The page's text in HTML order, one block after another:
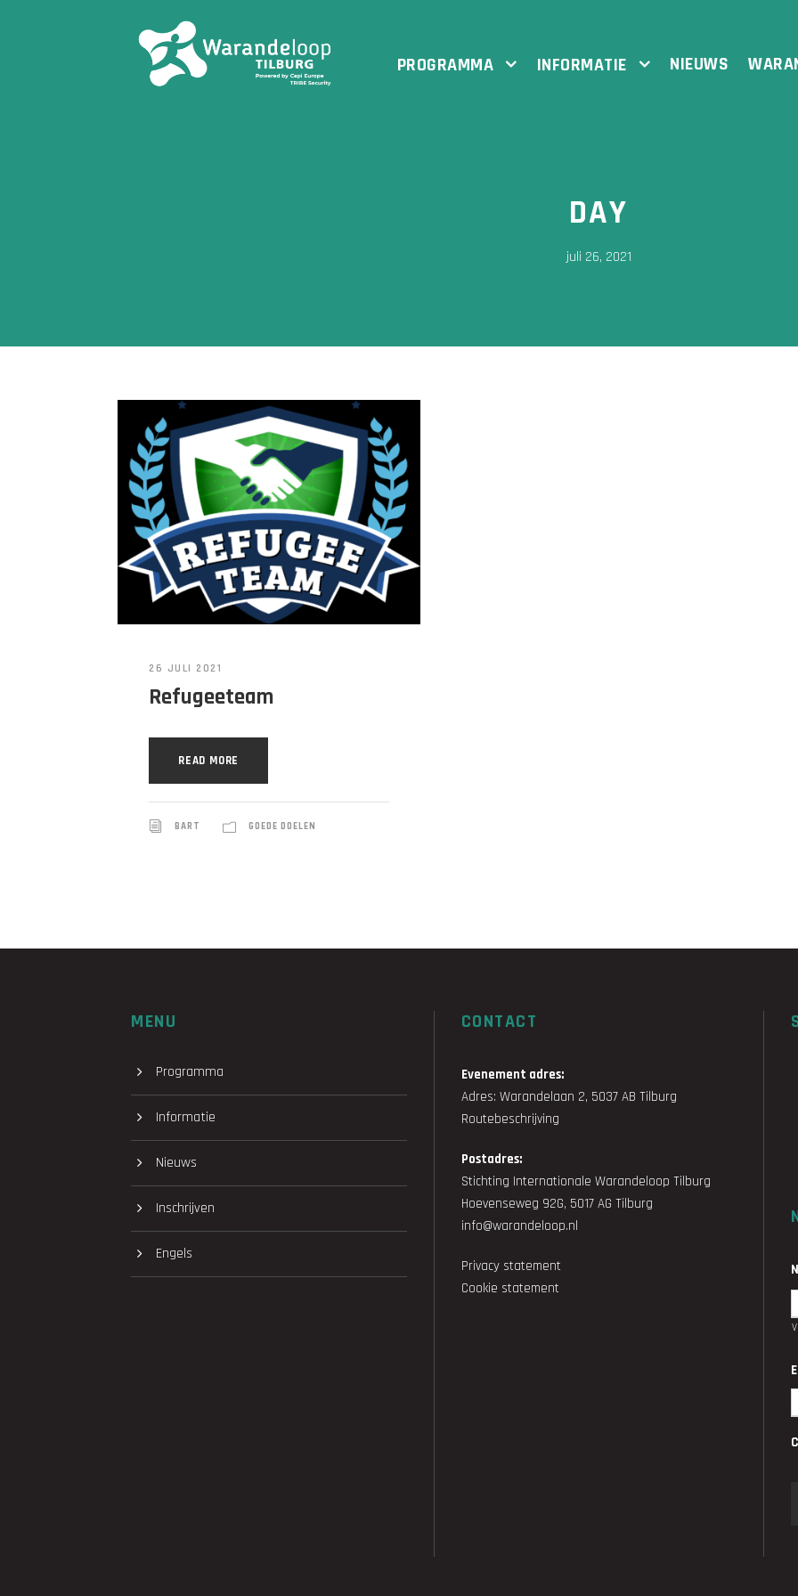
PROGRAMMA INFORMATIE NIEUWS
DAY
juli 26, 2021
26 JULI 2021
Refugeeteam
READ MORE
BART GOEDE DOELEN
MENU
Programma
Informatie
Nieuws
Inschrijven
Engels
CONTACT
Evenement adres:
Adres: Warandelaan 2, 5037 AB Tilburg
Routebeschrijving
Postadres:
Stichting Internationale Warandeloop Tilburg
Hoevenseweg 92G, 5017 AG Tilburg
info@warandeloop.nl
Privacy statement
Cookie statement